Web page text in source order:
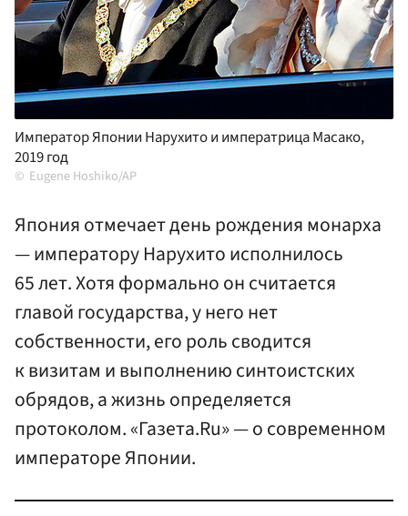
Император Японии Нарухито и императрица Масако,
2019 год
Eugene Hoshiko/AP
Япония отмечает день рождения монарха
— императору Нарухито исполнилось
65 лет. Хотя формально он считается
главой государства, у него нет
собственности, его роль сводится
к визитам и выполнению синтоистских
обрядов, а жизнь определяется
протоколом. «Газета.Ru» — о современном
императоре Японии.